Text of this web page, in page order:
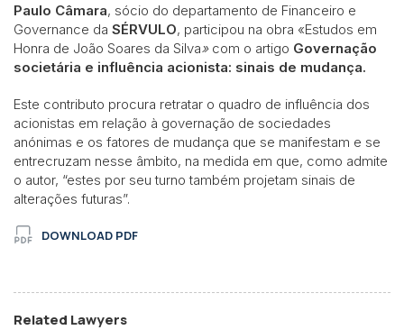
Paulo Câmara, sócio do departamento de Financeiro e
Governance da SÉRVULO, participou na obra «Estudos em
Honra de João Soares da Silva» com o artigo Governação
societária e influência acionista: sinais de mudança.
Este contributo procura retratar o quadro de influência dos
acionistas em relação à governação de sociedades
anónimas e os fatores de mudança que se manifestam e se
entrecruzam nesse âmbito, na medida em que, como admite
o autor, “estes por seu turno também projetam sinais de
alterações futuras”.
DOWNLOAD PDF
Related Lawyers